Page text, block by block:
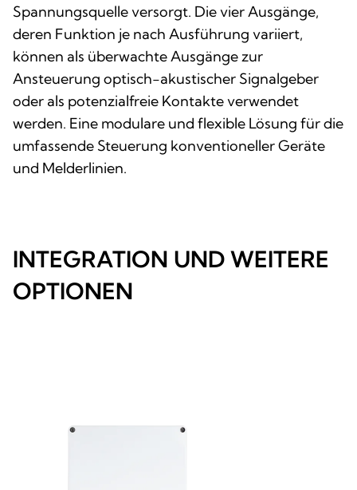
Spannungsquelle versorgt. Die vier Ausgänge,
deren Funktion je nach Ausführung variiert,
können als überwachte Ausgänge zur
Ansteuerung optisch-akustischer Signalgeber
oder als potenzialfreie Kontakte verwendet
werden. Eine modulare und flexible Lösung für die
umfassende Steuerung konventioneller Geräte
und Melderlinien.
INTEGRATION UND WEITERE
OPTIONEN